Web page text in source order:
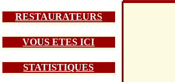
RESTAURATEURS
VOUS ETES ICI
STATISTIQUES